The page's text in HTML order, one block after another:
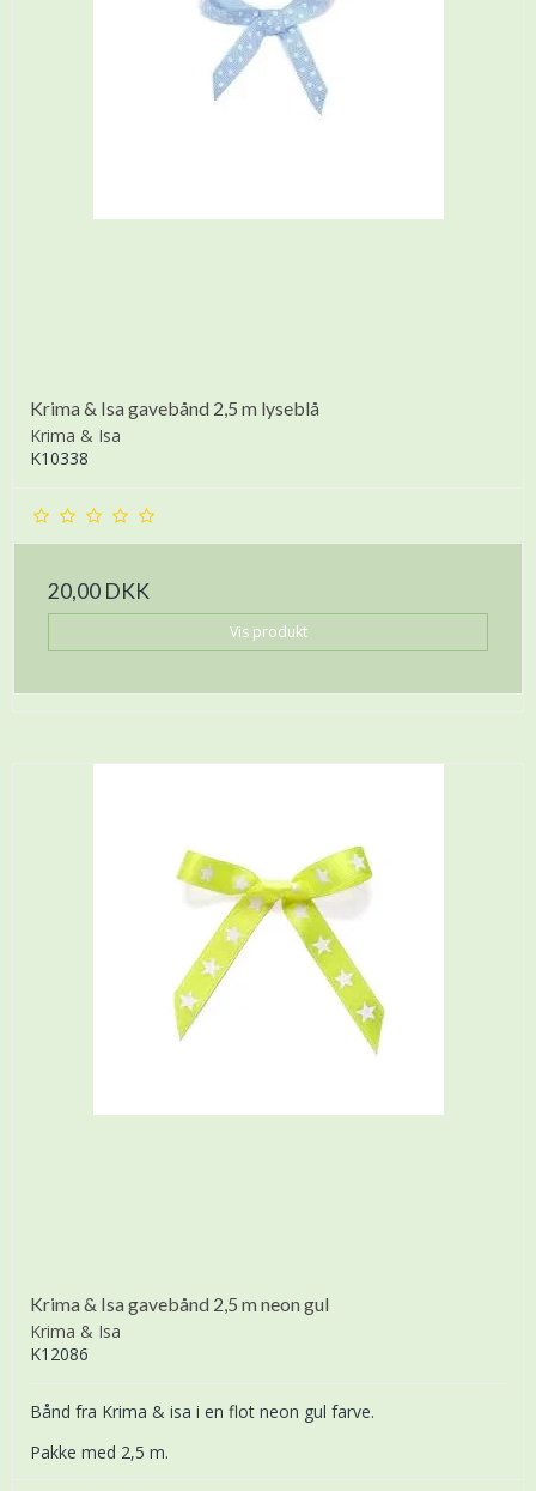
Krima & Isa gavebånd 2,5 m lyseblå
Krima & Isa
K10338
20,00 DKK
Vis produkt
Krima & Isa gavebånd 2,5 m neon gul
Krima & Isa
K12086
Bånd fra Krima & isa i en flot neon gul farve.
Pakke med 2,5 m.